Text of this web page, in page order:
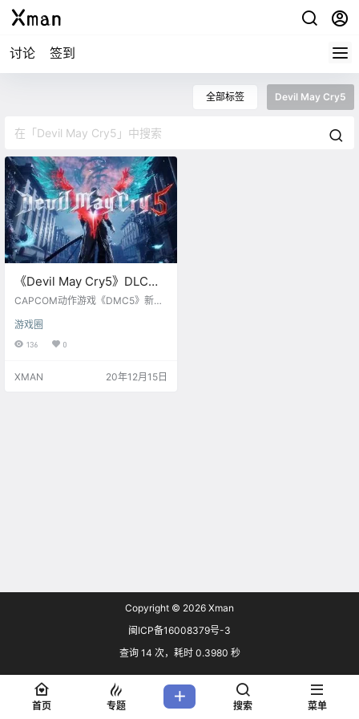
讨论 签到
全部标签 Devil May Cry5
《Devil May Cry5》DLC人
物“维吉尔”今日正式上线，
CAPCOM动作游戏《DMC5》新DL
正式登陆PS4、Xbox One与PC，官
方同时发布了维吉尔的预告片。DM
其它模式，DLC Steam版售价33
游戏圈
136 0
XMAN 20年12月15日
Copyright © 2026 Xman
闽ICP备16008379号-3
查询 14 次，耗时 0.3980 秒
首页 专题 搜索 菜单